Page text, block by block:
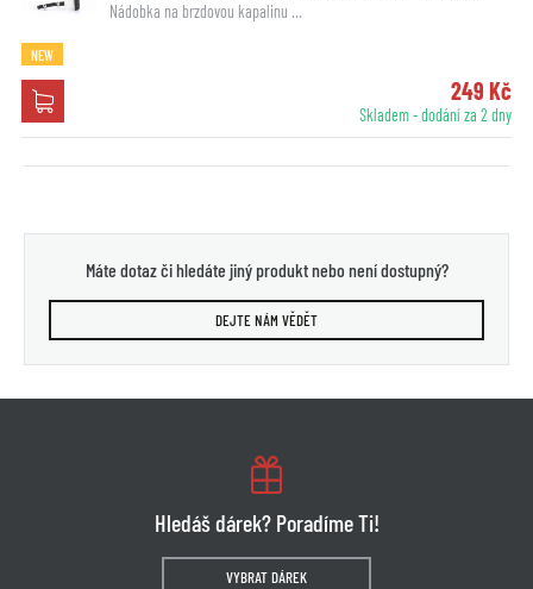
Nádobka na brzdovou kapalinu …
NEW
249 Kč
Skladem - dodání za 2 dny
Máte dotaz či hledáte jiný produkt nebo není dostupný?
DEJTE NÁM VĚDĚT
Hledáš dárek? Poradíme Ti!
VYBRAT DÁREK